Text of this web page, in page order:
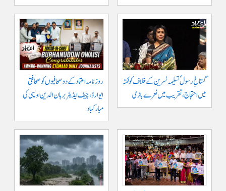
گستاخِ رسولؐ تسلیمہ نسرین کے خلاف کولکتہ
میں احتجاج، تقریب میں نعرے بازی
روزنامہ اعتماد کے دو صحافیوں کو صحافتی
ایوارڈ، چیف ایڈیٹر برہان الدین اویسی کی
مبارکباد